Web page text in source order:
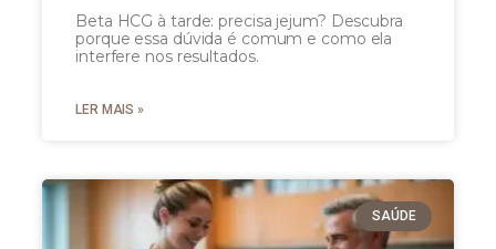
Beta HCG à tarde: precisa jejum? Descubra
porque essa dúvida é comum e como ela
interfere nos resultados.
LER MAIS »
SAÚDE